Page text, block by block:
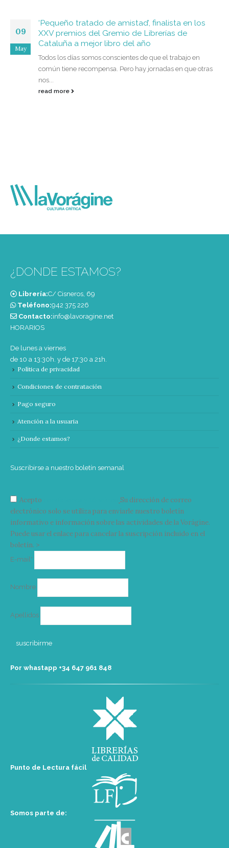
09
May
‘Pequeño tratado de amistad’, finalista en los
XXV premios del Gremio de Librerías de
Cataluña a mejor libro del año
Todos los días somos conscientes de que el trabajo en
común tiene recompensa. Pero hay jornadas en que otras
nos...
read more
¿DONDE ESTAMOS?
Librería:C/ Cisneros, 69
Teléfono:‭942 375 226‬
Contacto:info@lavoragine.net
HORARIOS
De lunes a viernes
de 10 a 13:30h. y de 17:30 a 21h.
Política de privacidad
Condiciones de contratación
Pago seguro
Atención a la usuaria
¿Donde estamos?
Suscribirse a nuestro boletín semanal
Acepto
Su dirección de correo
electrónico solo se utiliza para enviarle nuestro boletín
informativo e información sobre las actividades de la Vorágine.
Puede usar el enlace para cancelar la suscripción incluido en el
boletín. >
E-mail*
Nombre
Apellidos
Por whastapp +34 ‭647 961 848‬
Punto de Lectura fácil
Somos parte de: